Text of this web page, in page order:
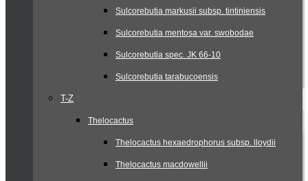
Sulcorebutia markusii subsp. tintiniensis
Sulcorebutia mentosa var. swobodae
Sulcorebutia spec. JK 66-10
Sulcorebutia tarabucoensis
T-Z
Thelocactus
Thelocactus hexaedrophorus subsp. lloydii
Thelocactus macdowellii